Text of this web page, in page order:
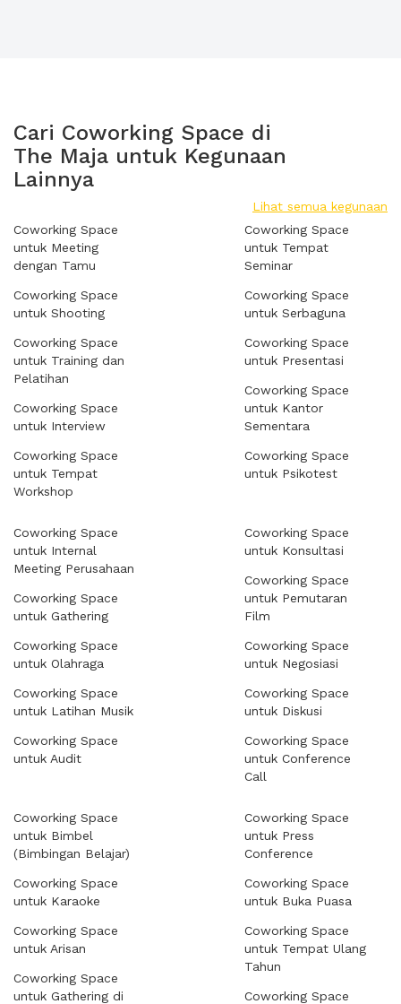
Cari Coworking Space di
The Maja untuk Kegunaan
Lainnya
Lihat semua kegunaan
Coworking Space
untuk Meeting
dengan Tamu
Coworking Space
untuk Shooting
Coworking Space
untuk Training dan
Pelatihan
Coworking Space
untuk Interview
Coworking Space
untuk Tempat
Workshop
Coworking Space
untuk Tempat
Seminar
Coworking Space
untuk Serbaguna
Coworking Space
untuk Presentasi
Coworking Space
untuk Kantor
Sementara
Coworking Space
untuk Psikotest
Coworking Space
untuk Internal
Meeting Perusahaan
Coworking Space
untuk Gathering
Coworking Space
untuk Olahraga
Coworking Space
untuk Latihan Musik
Coworking Space
untuk Audit
Coworking Space
untuk Konsultasi
Coworking Space
untuk Pemutaran
Film
Coworking Space
untuk Negosiasi
Coworking Space
untuk Diskusi
Coworking Space
untuk Conference
Call
Coworking Space
untuk Bimbel
(Bimbingan Belajar)
Coworking Space
untuk Karaoke
Coworking Space
untuk Arisan
Coworking Space
untuk Gathering di
Coworking Space
untuk Press
Conference
Coworking Space
untuk Buka Puasa
Coworking Space
untuk Tempat Ulang
Tahun
Coworking Space